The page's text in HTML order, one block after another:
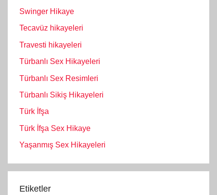
Swinger Hikaye
Tecavüz hikayeleri
Travesti hikayeleri
Türbanlı Sex Hikayeleri
Türbanlı Sex Resimleri
Türbanlı Sikiş Hikayeleri
Türk İfşa
Türk İfşa Sex Hikaye
Yaşanmış Sex Hikayeleri
Etiketler